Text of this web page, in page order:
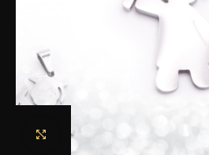
Haga clic para ampliar